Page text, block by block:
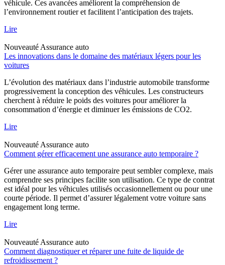
véhicule. Ces avancées améliorent la compréhension de
l’environnement routier et facilitent l’anticipation des trajets.
Lire
Nouveauté Assurance auto
Les innovations dans le domaine des matériaux légers pour les
voitures
L’évolution des matériaux dans l’industrie automobile transforme
progressivement la conception des véhicules. Les constructeurs
cherchent à réduire le poids des voitures pour améliorer la
consommation d’énergie et diminuer les émissions de CO2.
Lire
Nouveauté Assurance auto
Comment gérer efficacement une assurance auto temporaire ?
Gérer une assurance auto temporaire peut sembler complexe, mais
comprendre ses principes facilite son utilisation. Ce type de contrat
est idéal pour les véhicules utilisés occasionnellement ou pour une
courte période. Il permet d’assurer légalement votre voiture sans
engagement long terme.
Lire
Nouveauté Assurance auto
Comment diagnostiquer et réparer une fuite de liquide de
refroidissement ?